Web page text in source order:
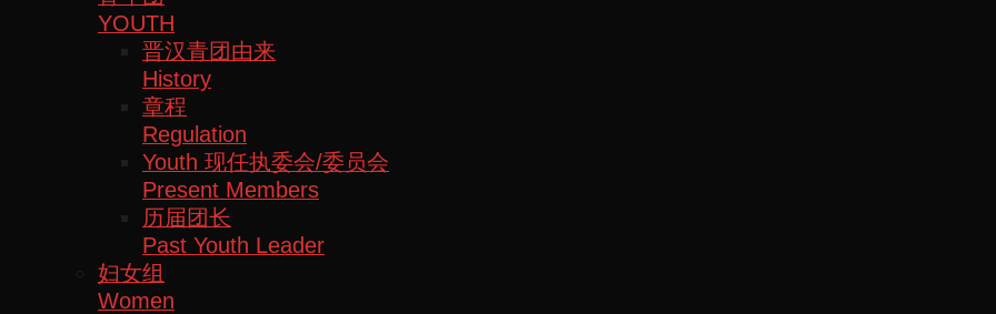
YOUTH
晋汉青团由来
History
章程
Regulation
Youth 现任执委会/委员会
Present Members
历届团长
Past Youth Leader
妇女组
Women